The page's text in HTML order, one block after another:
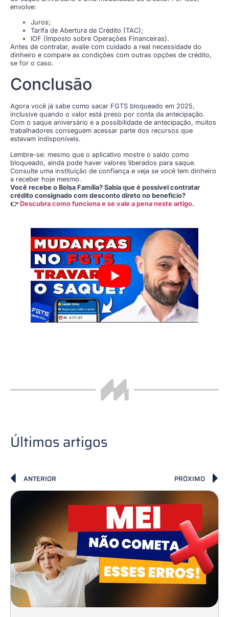
envolve:
Juros;
Tarifa de Abertura de Crédito (TAC);
IOF (Imposto sobre Operações Financeiras).
Antes de contratar, avalie com cuidado a real necessidade do
dinheiro e compare as condições com outras opções de crédito,
se for o caso.
Conclusão
Agora você já sabe como sacar FGTS bloqueado em 2025,
inclusive quando o valor está preso por conta da antecipação.
Com o saque aniversário e a possibilidade de antecipação, muitos
trabalhadores conseguem acessar parte dos recursos que
estavam indisponíveis.
Lembre-se: mesmo que o aplicativo mostre o saldo como
bloqueado, ainda pode haver valores liberados para saque.
Consulte uma instituição de confiança e veja se você tem dinheiro
a receber hoje mesmo.
Você recebe o Bolsa Família? Sabia que é possível contratar
crédito consignado com desconto direto no benefício?
👉 Descubra como funciona e se vale a pena neste artigo.
Últimos artigos
ANTERIOR PRÓXIMO